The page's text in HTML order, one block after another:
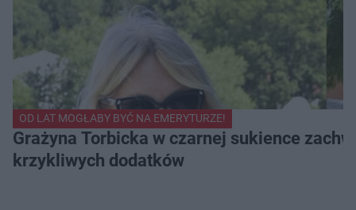
OD LAT MOGŁABY BYĆ NA EMERYTURZE!
Grażyna Torbicka w czarnej sukience
krzykliwych dodatków